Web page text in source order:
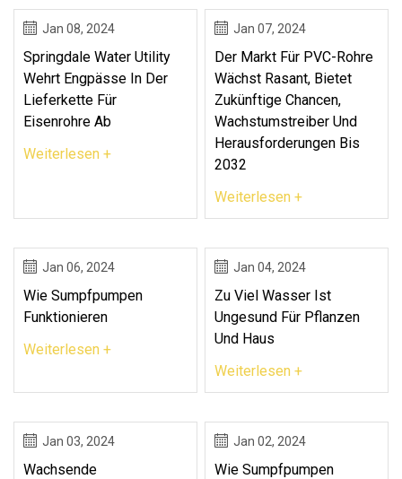
Jan 08, 2024
Springdale Water Utility
Wehrt Engpässe In Der
Lieferkette Für
Eisenrohre Ab
Weiterlesen +
Jan 07, 2024
Der Markt Für PVC-Rohre
Wächst Rasant, Bietet
Zukünftige Chancen,
Wachstumstreiber Und
Herausforderungen Bis
2032
Weiterlesen +
Jan 06, 2024
Wie Sumpfpumpen
Funktionieren
Weiterlesen +
Jan 04, 2024
Zu Viel Wasser Ist
Ungesund Für Pflanzen
Und Haus
Weiterlesen +
Jan 03, 2024
Wachsende
Jan 02, 2024
Wie Sumpfpumpen